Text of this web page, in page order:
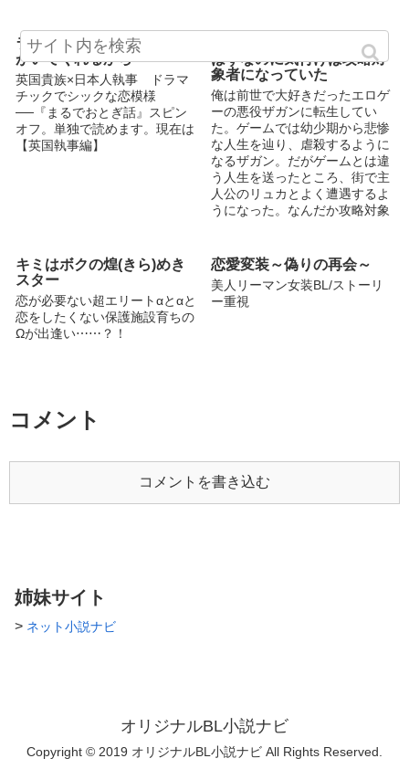
ランドマーク ～そこに君
がいてくれるから～
英国貴族×日本人執事 ドラマ
チックでシックな恋模様
──『まるでおとぎ話』スピン
オフ。単独で読めます。現在は
【英国執事編】
エロゲーの悪役に転生した
はずなのに気付けば攻略対
象者になっていた
俺は前世で大好きだったエロゲ
ーの悪役ザガンに転生してい
た。ゲームでは幼少期から悲惨
な人生を辿り、虐殺するように
なるザガン。だがゲームとは違
う人生を送ったところ、街で主
人公のリュカとよく遭遇するよ
うになった。なんだか攻略対象
キミはボクの煌(きら)めき
スター
恋が必要ない超エリート‪α‬と‪α‬と
恋をしたくない保護施設育ちの
Ωが出逢い⋯⋯？！
恋愛変装～偽りの再会～
美人リーマン女装BL/ストーリ
ー重視
コメント
コメントを書き込む
姉妹サイト
> ネット小説ナビ
オリジナルBL小説ナビ
Copyright © 2019 オリジナルBL小説ナビ All Rights Reserved.